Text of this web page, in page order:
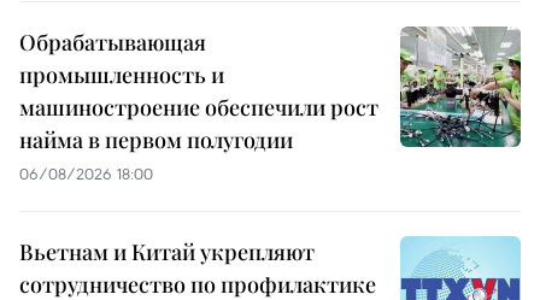
Обрабатывающая
промышленность и
машиностроение обеспечили рост
найма в первом полугодии
06/08/2026 18:00
Вьетнам и Китай укрепляют
сотрудничество по профилактике